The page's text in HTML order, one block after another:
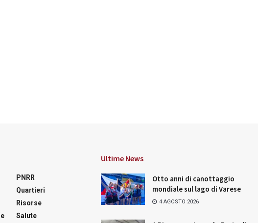
PNRR
Quartieri
Risorse
Salute
Ultime News
Otto anni di canottaggio
mondiale sul lago di Varese
4 AGOSTO 2026